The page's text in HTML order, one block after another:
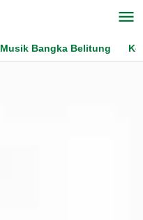
Musik Bangka Belitung